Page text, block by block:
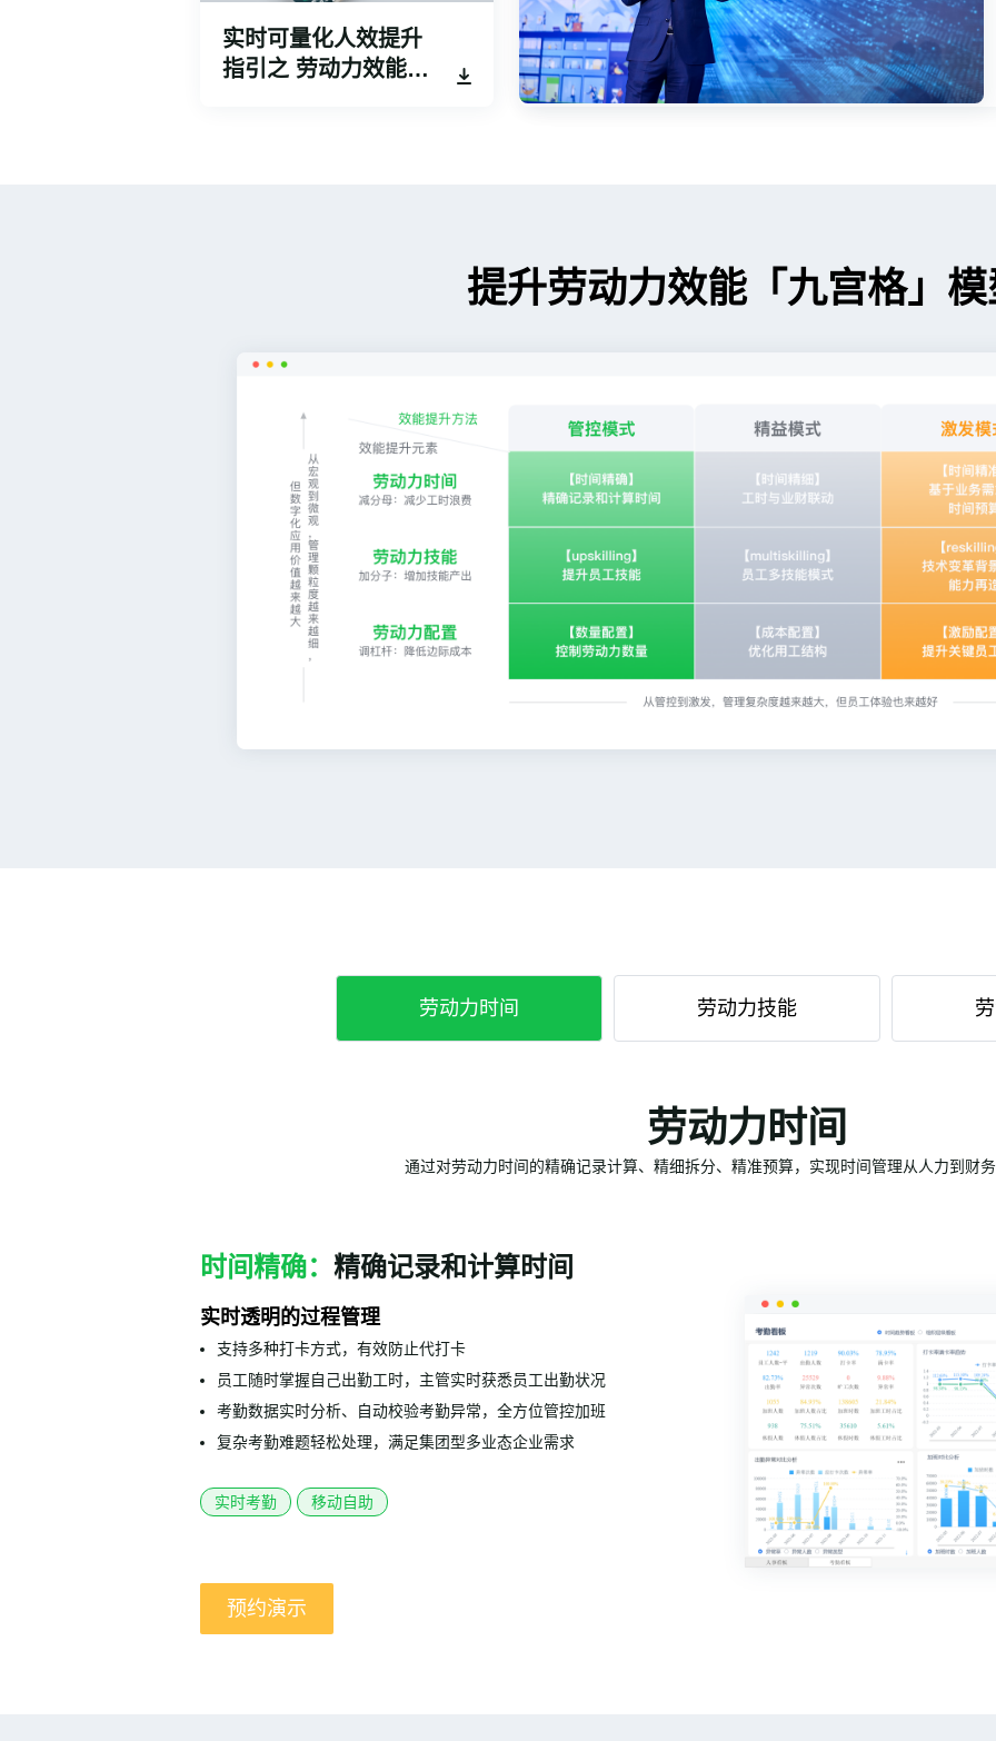
实时可量化人效提升
指引之 劳动力效能提
提升劳动力效能「九宫格」
劳动力时间 劳动力技能
劳动力时间
通过对劳动力时间的精确记录计算、精细拆分、精准预算，实现时间管理从人力到财
时间精确： 精确记录和计算时间
实时透明的过程管理
支持多种打卡方式，有效防止代打卡
员工随时掌握自己出勤工时，主管实时获悉员工出勤状况
考勤数据实时分析、自动校验考勤异常，全方位管控加班
复杂考勤难题轻松处理，满足集团型多业态企业需求
实时考勤 移动自助
预约演示